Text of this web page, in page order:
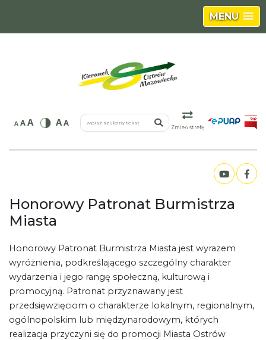
MENU
A AA AA wpisz szukany tekst
Zmień strefę
Honorowy Patronat Burmistrza
Miasta
Honorowy Patronat Burmistrza Miasta jest wyrazem
wyróżnienia, podkreślającego szczególny charakter
wydarzenia i jego rangę społeczną, kulturową i
promocyjną. Patronat przyznawany jest
przedsięwzięciom o charakterze lokalnym, regionalnym,
ogólnopolskim lub międzynarodowym, których
realizacja przyczyni się do promocji Miasta Ostrów